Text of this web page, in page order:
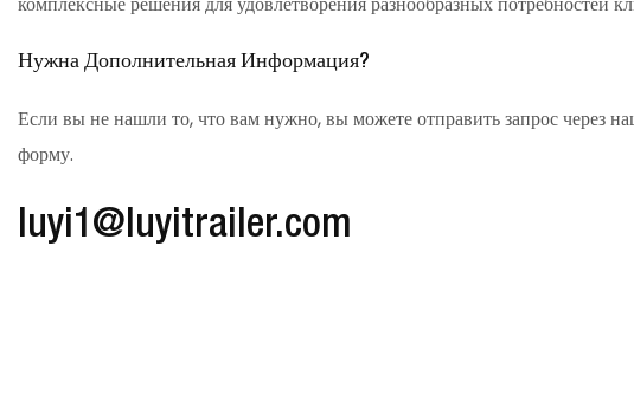
Нужна Дополнительная Информация?
Если вы не нашли то, что вам нужно, вы можете отправить запрос через
форму.
luyi1@luyitrailer.com